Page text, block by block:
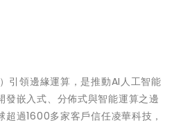
引領邊緣運算，是推動AI人工智能
發嵌入式、分佈式與智能運算之邊
過1600多家客戶信任凌華科技，